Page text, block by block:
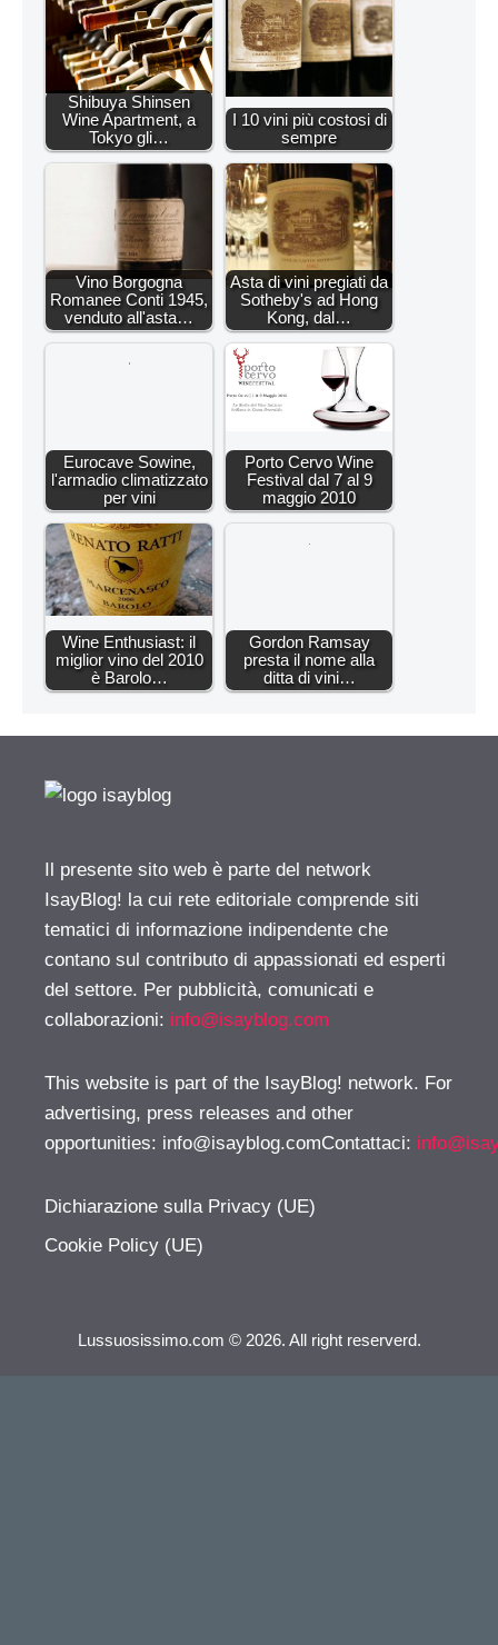
Shibuya Shinsen
Wine Apartment, a
Tokyo gli…
I 10 vini più costosi di
sempre
Vino Borgogna
Romanee Conti 1945,
venduto all'asta…
Asta di vini pregiati da
Sotheby's ad Hong
Kong, dal…
Eurocave Sowine,
l'armadio climatizzato
per vini
Porto Cervo Wine
Festival dal 7 al 9
maggio 2010
Wine Enthusiast: il
miglior vino del 2010
è Barolo…
Gordon Ramsay
presta il nome alla
ditta di vini…
Il presente sito web è parte del network
IsayBlog! la cui rete editoriale comprende siti
tematici di informazione indipendente che
contano sul contributo di appassionati ed esperti
del settore. Per pubblicità, comunicati e
collaborazioni: info@isayblog.com
This website is part of the IsayBlog! network. For
advertising, press releases and other
opportunities: info@isayblog.comContattaci:
Dichiarazione sulla Privacy (UE)
Cookie Policy (UE)
Lussuosissimo.com © 2026. All right reserverd.